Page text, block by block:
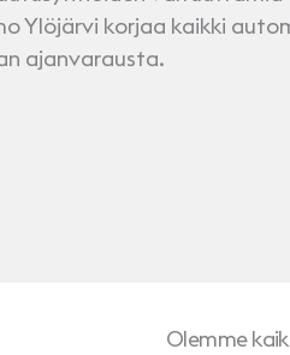
Ylöjärvi korjaa kaikki
ajanvarausta.
Olemme